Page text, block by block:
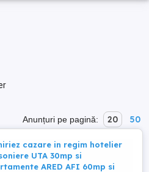
Anunțuri pe pagină: 20 50
cazare in regim hotelier
UTA 30mp si
ARED AFI 60mp si